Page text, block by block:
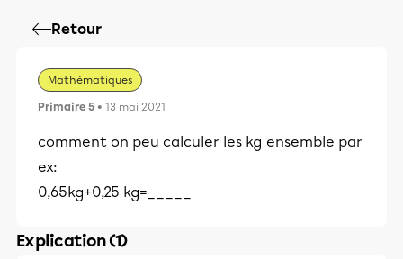
Retour
Mathématiques
Primaire 5 • 13 mai 2021
comment on peu calculer les kg ensemble par
ex:
0,65kg+0,25 kg=_____
Explication (1)